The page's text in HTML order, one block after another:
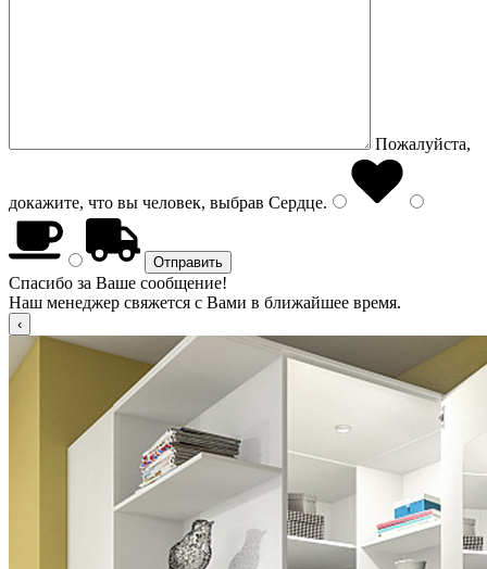
Пожалуйста,
докажите, что вы человек, выбрав Сердце.
Спасибо за Ваше сообщение!
Наш менеджер свяжется с Вами в ближайшее время.